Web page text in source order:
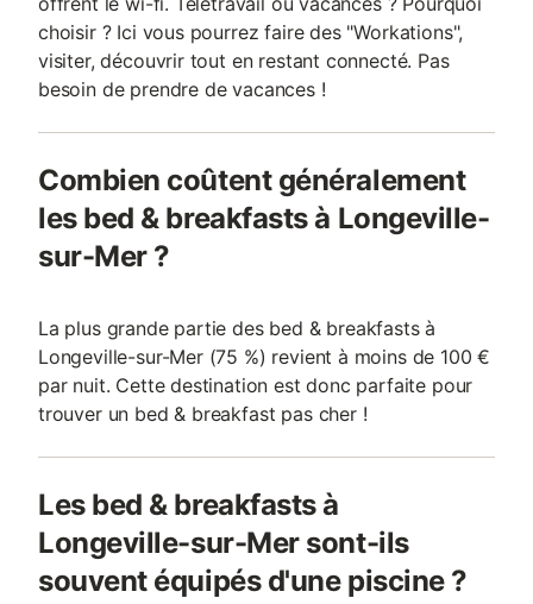
choisir ? Ici vous pourrez faire des "Workations",
visiter, découvrir tout en restant connecté. Pas
besoin de prendre de vacances !
Combien coûtent généralement
les bed & breakfasts à Longeville-
sur-Mer ?
La plus grande partie des bed & breakfasts à
Longeville-sur-Mer (75 %) revient à moins de 100 €
par nuit. Cette destination est donc parfaite pour
trouver un bed & breakfast pas cher !
Les bed & breakfasts à
Longeville-sur-Mer sont-ils
souvent équipés d'une piscine ?